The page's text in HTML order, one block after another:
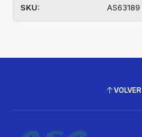
SKU: AS63189